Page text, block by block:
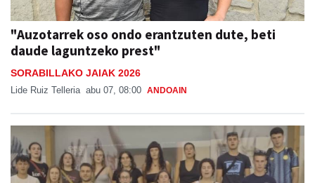
"Auzotarrek oso ondo erantzuten dute, beti
daude laguntzeko prest"
SORABILLAKO JAIAK 2026
Lide Ruiz Telleria abu 07, 08:00 ANDOAIN